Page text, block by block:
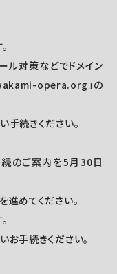
ル対策などでドメイン
opera.org」の
続きください。
のご案内を5月30日
めてください。
手続きください。